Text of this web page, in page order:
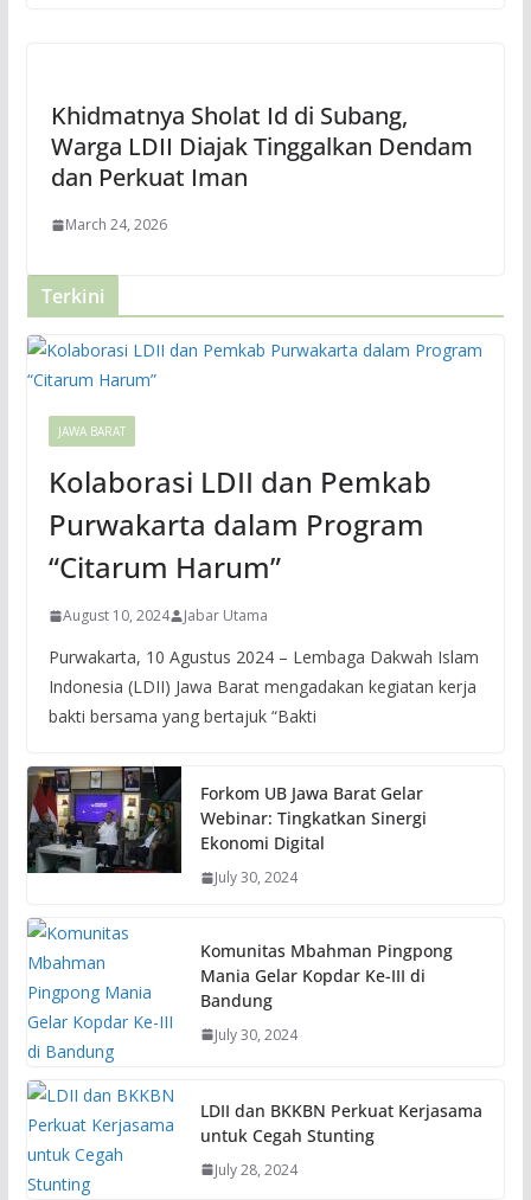
Khidmatnya Sholat Id di Subang,
Warga LDII Diajak Tinggalkan Dendam
dan Perkuat Iman
March 24, 2026
Terkini
JAWA BARAT
Kolaborasi LDII dan Pemkab
Purwakarta dalam Program
“Citarum Harum”
August 10, 2024 Jabar Utama
Purwakarta, 10 Agustus 2024 – Lembaga Dakwah Islam
Indonesia (LDII) Jawa Barat mengadakan kegiatan kerja
bakti bersama yang bertajuk “Bakti
Forkom UB Jawa Barat Gelar
Webinar: Tingkatkan Sinergi
Ekonomi Digital
July 30, 2024
Komunitas Mbahman Pingpong
Mania Gelar Kopdar Ke-III di
Bandung
July 30, 2024
LDII dan BKKBN Perkuat Kerjasama
untuk Cegah Stunting
July 28, 2024